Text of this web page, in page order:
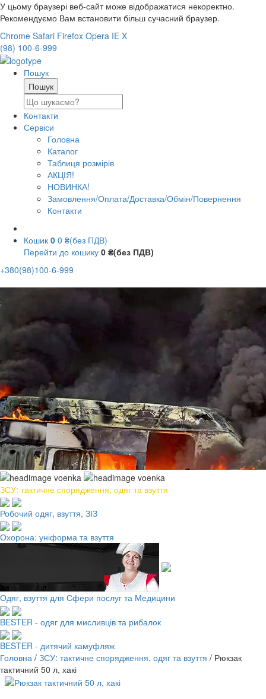
У цьому браузері веб-сайт може відображатися некоректно.
Рекомендуємо Вам встановити більш сучасний браузер.
Chrome Safari Firefox Opera IE X
(98) 100-6-999
Пошук
Контакти
Сервіси
Головна
Каталог
Таблиця розмірів
АКЦІЯ!
НОВИНКА!
Замовлення/Оплата/Доставка/Обмін/Повернення
Контакти
Кошик 0 0 ₴(без ПДВ)
Перейти до кошику 0 ₴(без ПДВ)
+380(98)100-6-999
ЗСУ: тактичне спорядження, одяг та взуття
Робочий одяг, взуття, ЗІЗ
Охорона: уніформа та взуття
Одяг, взуття для Сфери послуг та Медицини
BESTER - одяг для мисливців та рибалок
BESTER - дитячий камуфляж
Головна / ЗСУ: тактичне спорядження, одяг та взуття / Рюкзак
тактичний 50 л, хакі